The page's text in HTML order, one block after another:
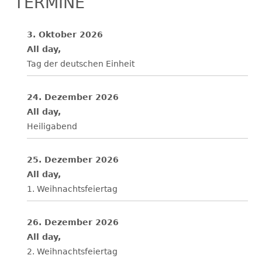
3. Oktober 2026
All day,
Tag der deutschen Einheit
24. Dezember 2026
All day,
Heiligabend
25. Dezember 2026
All day,
1. Weihnachtsfeiertag
26. Dezember 2026
All day,
2. Weihnachtsfeiertag